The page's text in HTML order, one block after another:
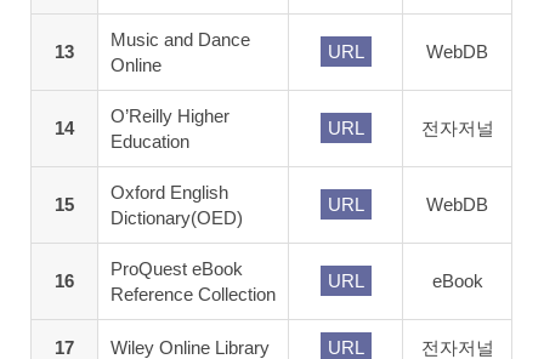
13
Music and Dance
Online
URL WebDB
14
O’Reilly Higher
Education
URL 전자저널
15
Oxford English
Dictionary(OED)
URL WebDB
16
ProQuest eBook
Reference Collection
URL eBook
17 Wiley Online Library URL 전자저널